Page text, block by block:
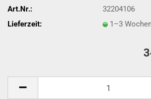
Art.Nr.:
32204106
Lieferzeit:
1–3